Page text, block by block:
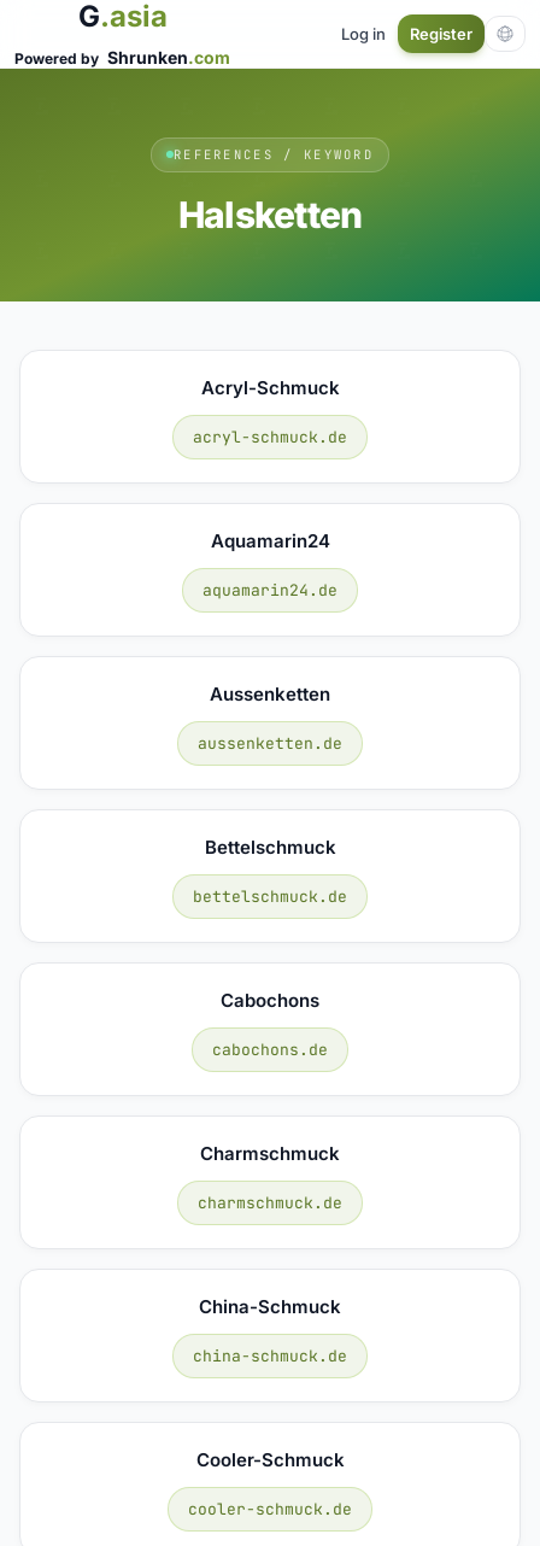
G.asia
Powered by Shrunken.com
Log in Register
REFERENCES / KEYWORD
Halsketten
Acryl-Schmuck
acryl-schmuck.de
Aquamarin24
aquamarin24.de
Aussenketten
aussenketten.de
Bettelschmuck
bettelschmuck.de
Cabochons
cabochons.de
Charmschmuck
charmschmuck.de
China-Schmuck
china-schmuck.de
Cooler-Schmuck
cooler-schmuck.de